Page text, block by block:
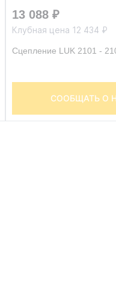
13 088 ₽
Клубная цена 12 434 ₽
Сцепление LUK 2101 -
СООБЩАТЬ О